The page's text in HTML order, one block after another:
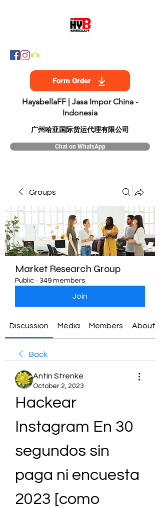
Form Order
HayabellaFF | Jasa Impor China -
Indonesia
​广州哈亚国际货运代理有限公司
Chat on WhatsApp
Groups
Market Research Group
Public · 349 members
Join
Discussion Media Members About
Back
Antin Strenke
October 2, 2023
Hackear
Instagram En 30
segundos sin
paga ni encuesta
2023 [como